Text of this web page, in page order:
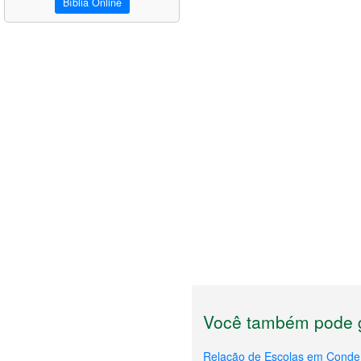
Você também pode
Relação de Escolas em Conde